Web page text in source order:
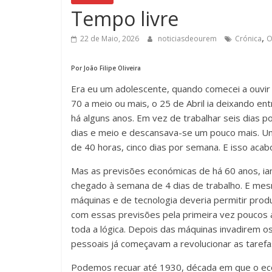
Tempo livre
22 de Maio, 2026 noticiasdeourem Crónica,
Por João Filipe Oliveira
Era eu um adolescente, quando comecei a
70 a meio ou mais, o 25 de Abril ia deixando
há alguns anos. Em vez de trabalhar seis dias
dias e meio e descansava-se um pouco mais.
de 40 horas, cinco dias por semana. E isso
Mas as previsões económicas de há 60 anos,
chegado à semana de 4 dias de trabalho. E
máquinas e de tecnologia deveria permitir
com essas previsões pela primeira vez
toda a lógica. Depois das máquinas invadirem
pessoais já começavam a revolucionar as
Podemos recuar até 1930, década em que o